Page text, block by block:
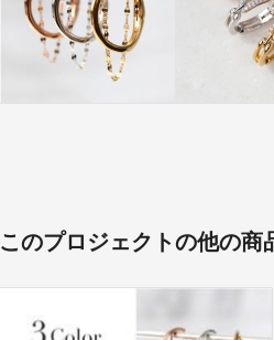
このプロジェクトの他の商